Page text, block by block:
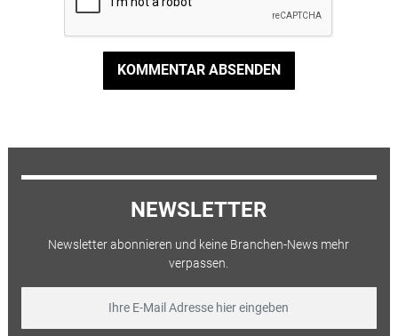
KOMMENTAR ABSENDEN
NEWSLETTER
Newsletter abonnieren und keine Branchen-News mehr
verpassen.